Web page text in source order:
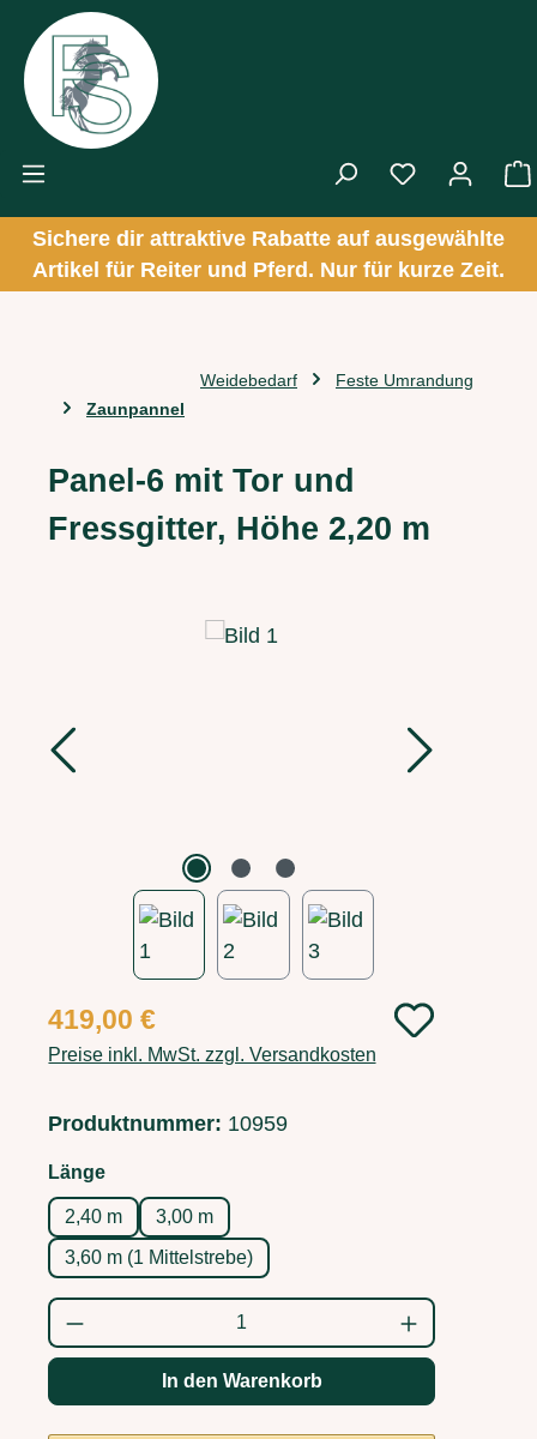
Zum Hauptinhalt springen
Sichere dir attraktive Rabatte auf ausgewählte
Artikel für Reiter und Pferd. Nur für kurze Zeit.
Weidebedarf
Feste Umrandung
Zaunpannel
Panel-6 mit Tor und
Fressgitter, Höhe 2,20 m
Bildergalerie überspringen
Regulärer Preis:
419,00 €
Preise inkl. MwSt. zzgl. Versandkosten
Produktnummer: 10959
Längeauswählen
2,40 m
3,00 m
3,60 m (1 Mittelstrebe)
Produkt Anzahl: Gib den gewünschten
In den Warenkorb